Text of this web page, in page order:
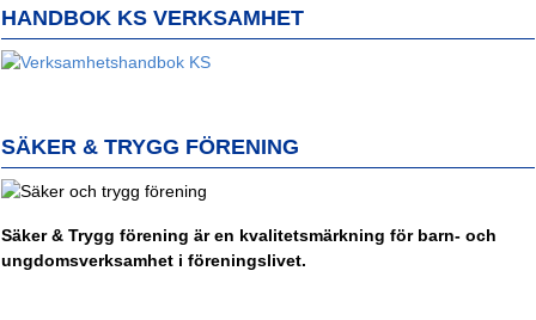
HANDBOK KS VERKSAMHET
SÄKER & TRYGG FÖRENING
Säker & Trygg förening är en kvalitetsmärkning för barn- och
ungdomsverksamhet i föreningslivet.